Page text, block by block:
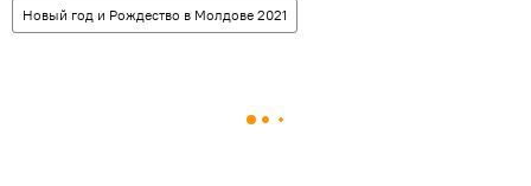
Новый год и Рождество в Молдове 2021